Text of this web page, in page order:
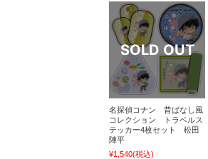
名探偵コナン 昔ばなし風
コレクション トラベルス
テッカー4枚セット 松田
陣平
¥1,540(税込)